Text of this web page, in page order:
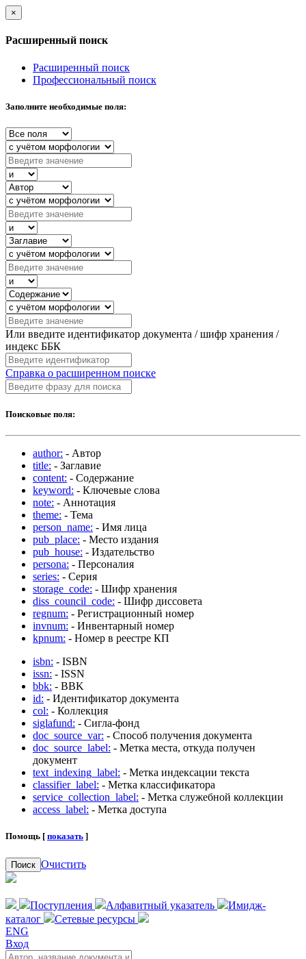
×
Расширенный поиск
Расширенный поиск
Профессиональный поиск
Заполните необходимые поля:
Или введите идентификатор документа / шифр хранения /
индекс ББК
Справка о расширенном поиске
Поисковые поля:
author: - Автор
title: - Заглавие
content: - Содержание
keyword: - Ключевые слова
note: - Аннотация
theme: - Тема
person_name: - Имя лица
pub_place: - Место издания
pub_house: - Издательство
persona: - Персоналия
series: - Серия
storage_code: - Шифр хранения
diss_council_code: - Шифр диссовета
regnum: - Регистрационный номер
invnum: - Инвентарный номер
kpnum: - Номер в реестре КП
isbn: - ISBN
issn: - ISSN
bbk: - BBK
id: - Идентификатор документа
col: - Коллекция
siglafund: - Сигла-фонд
doc_source_var: - Способ получения документа
doc_source_label: - Метка места, откуда получен
документ
text_indexing_label: - Метка индексации текста
classifier_label: - Метка классификатора
service_collection_label: - Метка служебной коллекции
access_label: - Метка доступа
Помощь [ показать ]
Поиск Очистить
Поступления Алфавитный указатель
Имидж-
каталог
Сетевые ресурсы
ENG
Вход